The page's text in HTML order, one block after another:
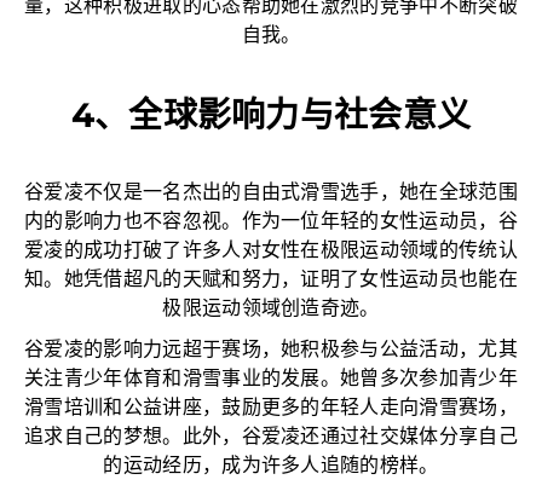
量，这种积极进取的心态帮助她在激烈的竞争中不断突破
自我。
4、全球影响力与社会意义
谷爱凌不仅是一名杰出的自由式滑雪选手，她在全球范围
内的影响力也不容忽视。作为一位年轻的女性运动员，谷
爱凌的成功打破了许多人对女性在极限运动领域的传统认
知。她凭借超凡的天赋和努力，证明了女性运动员也能在
极限运动领域创造奇迹。
谷爱凌的影响力远超于赛场，她积极参与公益活动，尤其
关注青少年体育和滑雪事业的发展。她曾多次参加青少年
滑雪培训和公益讲座，鼓励更多的年轻人走向滑雪赛场，
追求自己的梦想。此外，谷爱凌还通过社交媒体分享自己
的运动经历，成为许多人追随的榜样。